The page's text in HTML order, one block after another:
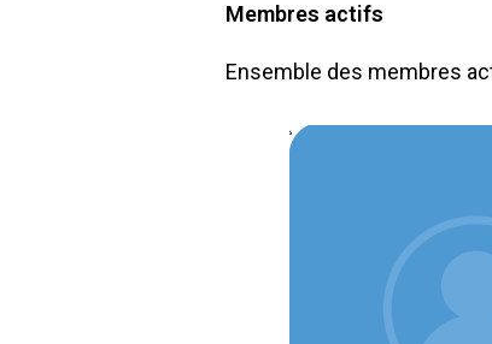
Membres actifs
Ensemble des membres